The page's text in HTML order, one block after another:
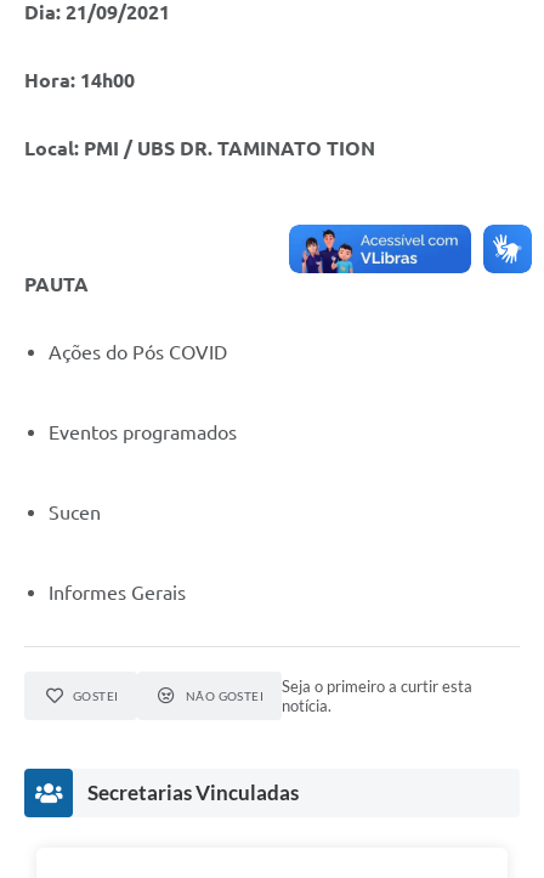
Dia: 21/09/2021
Hora: 14h00
Local: PMI / UBS DR. TAMINATO TION
PAUTA
Ações do Pós COVID
Eventos programados
Sucen
Informes Gerais
GOSTEI NÃO GOSTEI
Seja o primeiro a curtir esta
notícia.
Secretarias Vinculadas